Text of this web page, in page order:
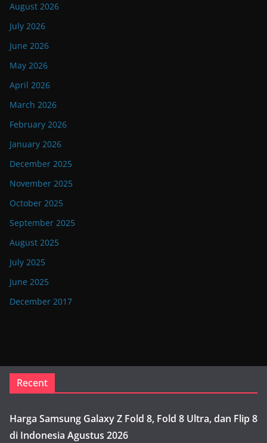
August 2026
July 2026
June 2026
May 2026
April 2026
March 2026
February 2026
January 2026
December 2025
November 2025
October 2025
September 2025
August 2025
July 2025
June 2025
December 2017
Recent
Harga Samsung Galaxy Z Fold 8, Fold 8 Ultra, dan Flip 8
di Indonesia Agustus 2026